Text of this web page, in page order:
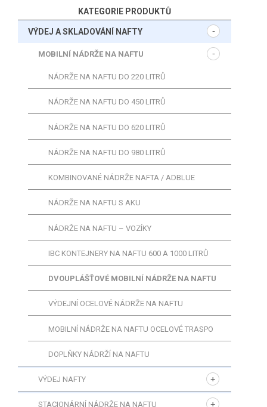
KATEGORIE PRODUKTŮ
VÝDEJ A SKLADOVÁNÍ NAFTY
MOBILNÍ NÁDRŽE NA NAFTU
NÁDRŽE NA NAFTU DO 220 LITRŮ
NÁDRŽE NA NAFTU DO 450 LITRŮ
NÁDRŽE NA NAFTU DO 620 LITRŮ
NÁDRŽE NA NAFTU DO 980 LITRŮ
KOMBINOVANÉ NÁDRŽE NAFTA / ADBLUE
NÁDRŽE NA NAFTU S AKU
NÁDRŽE NA NAFTU – VOZÍKY
IBC KONTEJNERY NA NAFTU 600 A 1000 LITRŮ
DVOUPLÁŠŤOVÉ MOBILNÍ NÁDRŽE NA NAFTU
VÝDEJNÍ OCELOVÉ NÁDRŽE NA NAFTU
MOBILNÍ NÁDRŽE NA NAFTU OCELOVÉ TRASPO
DOPLŇKY NÁDRŽÍ NA NAFTU
VÝDEJ NAFTY
STACIONÁRNÍ NÁDRŽE NA NAFTU